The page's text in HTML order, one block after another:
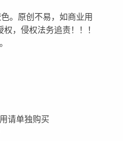
。原创不易，如商业用
，侵权法务追责！！！
请单独购买